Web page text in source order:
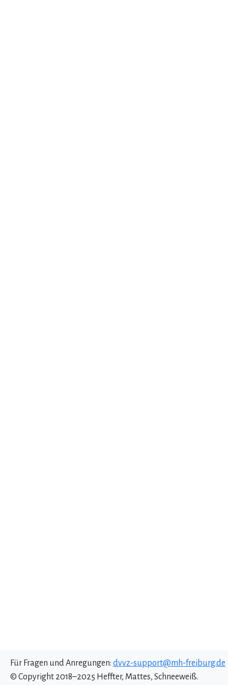
Für Fragen und Anregungen: dvvz-support@mh-freiburg.de
© Copyright 2018–2025 Heffter, Mattes, Schneeweiß.